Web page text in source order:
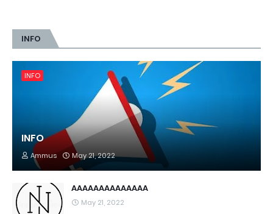
INFO
INFO
INFO
Ammus May 21, 2022
AAAAAAAAAAAAAA
May 21, 2022